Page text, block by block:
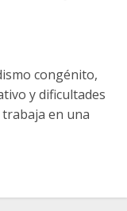
congénito,
y dificultades
en una